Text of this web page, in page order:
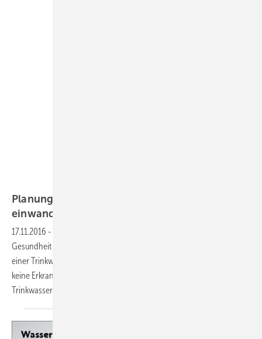
Planung und Bau einer hygienisch
einwandfreien
17.11.2016 -
Gesundheit der Menschen. Die Planung, der Bau und der Betrieb
einer Trinkwasserinstallation müssen daher so erfolgen, dass diese
keine Erkrankungen verursacht. Mit der im Jahr 2011 geänderten
Trinkwasserverordnung (TrinkwV) wurde in Deutschland